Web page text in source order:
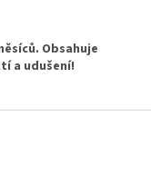
Obsahuje
a udušení!